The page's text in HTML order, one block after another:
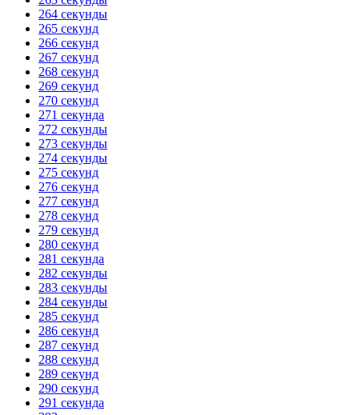
264 секунды
265 секунд
266 секунд
267 секунд
268 секунд
269 секунд
270 секунд
271 секунда
272 секунды
273 секунды
274 секунды
275 секунд
276 секунд
277 секунд
278 секунд
279 секунд
280 секунд
281 секунда
282 секунды
283 секунды
284 секунды
285 секунд
286 секунд
287 секунд
288 секунд
289 секунд
290 секунд
291 секунда